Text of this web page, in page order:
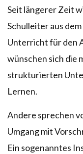
Seit längerer Zeit
Schulleiter aus
Unterricht für den
wünschen sich die
strukturierten
Lernen.
Andere sprechen
Umgang mit
Ein sogenanntes